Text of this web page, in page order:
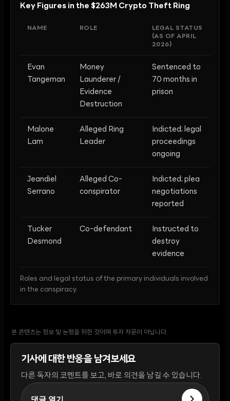
Key Figures in the $263M Crypto Theft Ring
NAME ROLE
LEGAL STATUS
(AS OF APRIL
2026)
Evan
Tangeman
Money
Launderer /
Evidence
Destruction
Sentenced to
70 months in
prison
Malone
Lam
Alleged Ring
Leader
Indicted; legal
proceedings
ongoing
Jeandiel
Serrano
Alleged Co-
conspirator
Indicted; plea
negotiations
reported
Tucker
Desmond
Co-defendant
Instructed to
destroy
evidence
Roles and legal status of the primary individuals involved
in the conspiracy.
본 콘텐츠는 정보 및 논평을 위한 것이며 투자 자문이 아닙니다.
기사에 대한 반응을 남겨보세요
다른 독자의 코멘트를 보고, 바로 의견을 남길 수 있습니다.
댓글 열기